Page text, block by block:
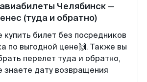
Челябинск—
(туда и обратно)
билет без посредников
по выгодной цене🙌. Также вы
перелет туда и обратно,
знаете дату возвращения